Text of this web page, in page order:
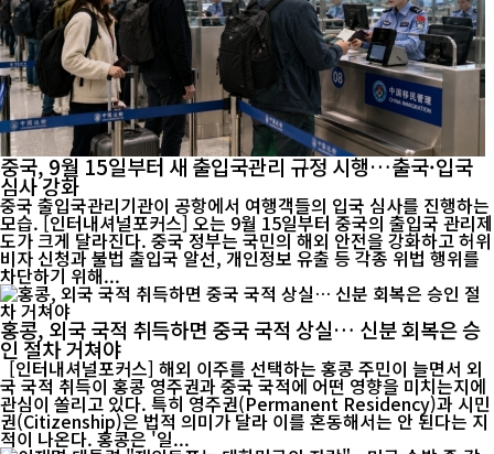
중국, 9월 15일부터 새 출입국관리 규정 시행…출국·입국
심사 강화
중국 출입국관리기관이 공항에서 여행객들의 입국 심사를 진행하는
모습. [인터내셔널포커스] 오는 9월 15일부터 중국의 출입국 관리제
도가 크게 달라진다. 중국 정부는 국민의 해외 안전을 강화하고 허위
비자 신청과 불법 출입국 알선, 개인정보 유출 등 각종 위법 행위를
차단하기 위해...
홍콩, 외국 국적 취득하면 중국 국적 상실… 신분 회복은 승
인 절차 거쳐야
[인터내셔널포커스] 해외 이주를 선택하는 홍콩 주민이 늘면서 외
국 국적 취득이 홍콩 영주권과 중국 국적에 어떤 영향을 미치는지에
관심이 쏠리고 있다. 특히 영주권(Permanent Residency)과 시민
권(Citizenship)은 법적 의미가 달라 이를 혼동해서는 안 된다는 지
적이 나온다. 홍콩은 '일...